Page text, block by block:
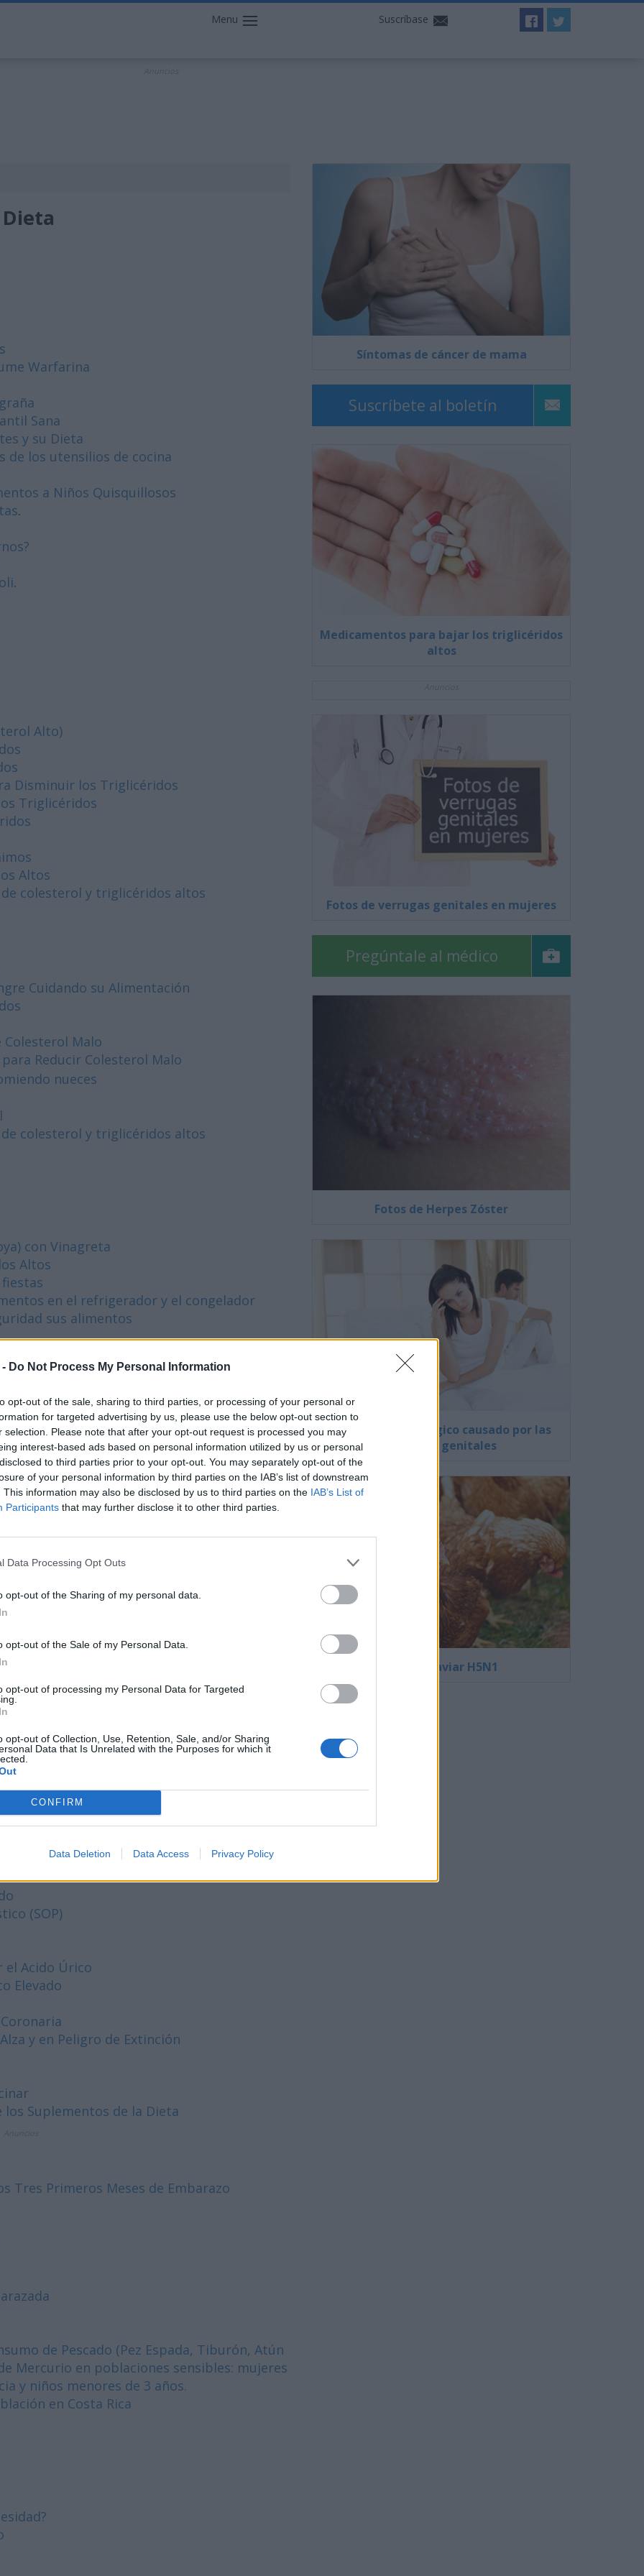
Do Not Process My Personal Information
opt-out of the sale, sharing to third parties, or processing of your personal or
for targeted advertising by us, please use the below opt-out section to
selection. Please note that after your opt-out request is processed you may
interest-based ads based on personal information utilized by us or personal
to third parties prior to your opt-out. You may separately opt-out of the
of your personal information by third parties on the IAB’s list of downstream
This information may also be disclosed by us to third parties on the IAB’s List of
Participants that may further disclose it to other third parties.
Data Processing Opt Outs
opt-out of the Sharing of my personal data.
opt-out of the Sale of my Personal Data.
opt-out of processing my Personal Data for Targeted
opt-out of Collection, Use, Retention, Sale, and/or Sharing
Data that Is Unrelated with the Purposes for which it
CONFIRM
Data Deletion Data Access Privacy Policy
Menu Suscríbase
Warfarina
Sana
y su Dieta
de los utensilios de cocina
a Niños Quisquillosos
.
.
Alto)
Disminuir los Triglicéridos
Triglicéridos
Altos
colesterol y triglicéridos altos
Cuidando su Alimentación
Malo
Reducir Colesterol Malo
nueces
colesterol y triglicéridos altos
con Vinagreta
Altos
en el refrigerador y el congelador
sus alimentos
Jóvenes
3
Comidas
casa
Anuncios
y reflujo gastroesofático
(SOP)
el Acido Úrico
Elevado
y en Peligro de Extinción
los Suplementos de la Dieta
Tres Primeros Meses de Embarazo
de Pescado (Pez Espada, Tiburón, Atún
Mercurio en poblaciones sensibles: mujeres
y niños menores de 3 años.
en Costa Rica
Síntomas de cáncer de mama
Suscríbete al boletín
Medicamentos para bajar los triglicéridos
altos
Fotos de verrugas genitales en mujeres
Pregúntale al médico
Fotos de Herpes Zóster
El impacto psicológico causado por las
verrugas genitales
La gripe aviar H5N1